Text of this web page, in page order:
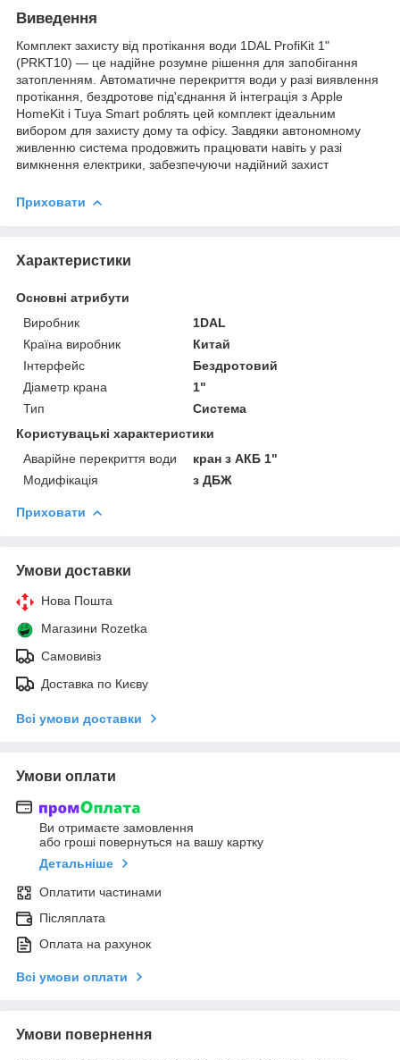
Виведення
Комплект захисту від протікання води 1DAL ProfiKit 1"
(PRKT10) — це надійне розумне рішення для запобігання
затопленням. Автоматичне перекриття води у разі виявлення
протікання, бездротове під'єднання й інтеграція з Apple
HomeKit і Tuya Smart роблять цей комплект ідеальним
вибором для захисту дому та офісу. Завдяки автономному
живленню система продовжить працювати навіть у разі
вимкнення електрики, забезпечуючи надійний захист
Приховати
Характеристики
Основні атрибути
Виробник
1DAL
Країна виробник
Китай
Інтерфейс
Бездротовий
Діаметр крана
1"
Тип
Система
Користувацькі характеристики
Аварійне перекриття води
кран з АКБ 1"
Модифікація
з ДБЖ
Приховати
Умови доставки
Нова Пошта
Магазини Rozetka
Самовивіз
Доставка по Києву
Всі умови доставки
Умови оплати
Ви отримаєте замовлення
або гроші повернуться на вашу картку
Детальніше
Оплатити частинами
Післяплата
Оплата на рахунок
Всі умови оплати
Умови повернення